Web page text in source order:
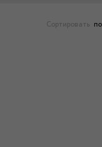
Сортировать